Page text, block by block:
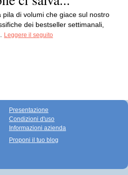
di volumi che giace sul nostro
dei bestseller settimanali,
Leggere il seguito
Presentazione
Condizioni d'uso
Informazioni azienda
Proponi il tuo blog